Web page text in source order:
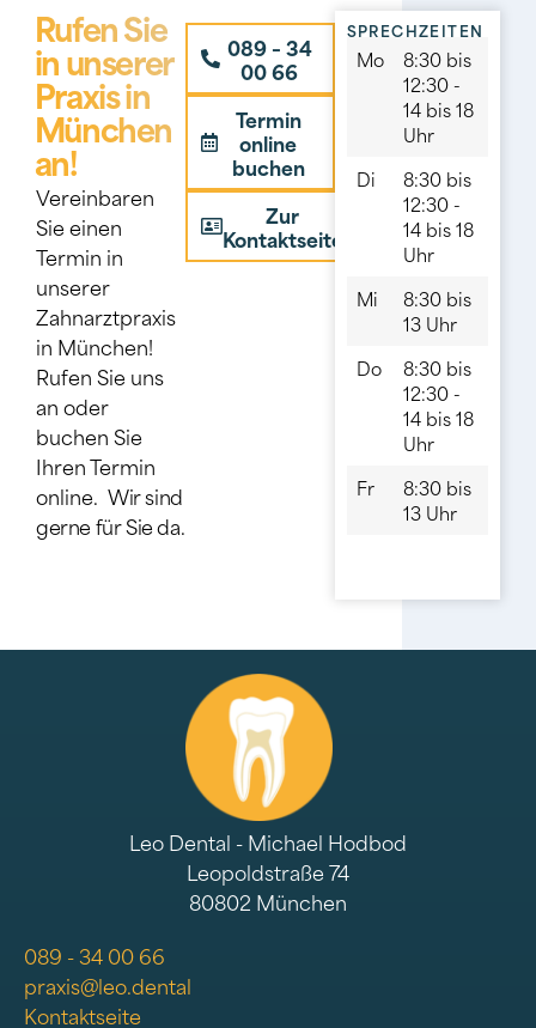
Rufen Sie
in unserer
Praxis in
München
an!
Vereinbaren
Sie einen
Termin in
unserer
Zahnarztpraxis
in München!
Rufen Sie uns
an oder
buchen Sie
Ihren Termin
online. Wir sind
gerne für Sie da.
089 – 34
00 66
Termin
online
buchen
Zur
Kontaktseite
SPRECHZEITEN
Mo
8:30 bis
12:30 -
14 bis 18
Uhr
Di
8:30 bis
12:30 -
14 bis 18
Uhr
Mi
8:30 bis
13 Uhr
Do
8:30 bis
12:30 -
14 bis 18
Uhr
Fr
8:30 bis
13 Uhr
Leo Dental - Michael Hodbod
Leopoldstraße 74
80802 München
089 - 34 00 66
praxis@leo.dental
Kontaktseite